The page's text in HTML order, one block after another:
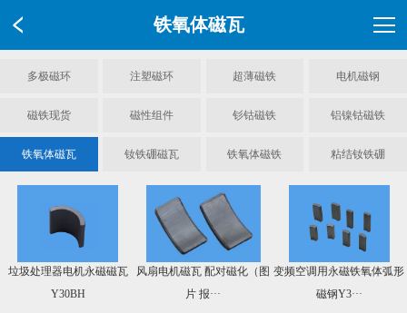
铁氧体磁瓦
多极磁环 注塑磁环 超薄磁铁 电机磁钢
磁铁现货 磁性组件 钐钴磁铁 铝镍钴磁铁
铁氧体磁瓦 钕铁硼磁瓦 铁氧体磁铁 粘结钕铁硼
垃圾处理器电机永磁磁瓦
Y30BH
风扇电机磁瓦 配对磁化（图
片 报···
变频空调用永磁铁氧体弧形
磁钢Y3···